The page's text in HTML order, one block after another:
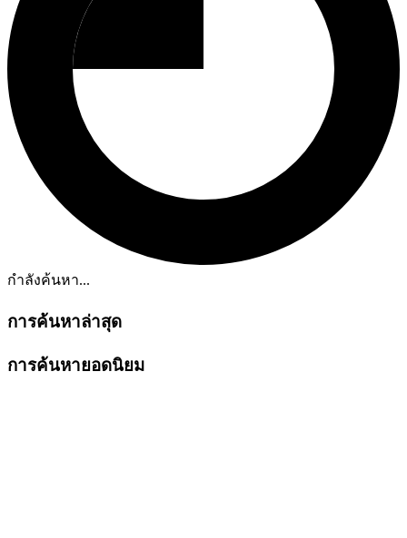
กำลังค้นหา...
การค้นหาล่าสุด
การค้นหายอดนิยม